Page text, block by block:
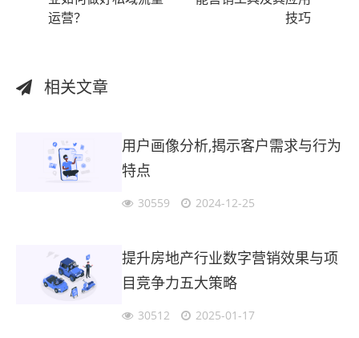
运营？
技巧
相关文章
用户画像分析,揭示客户需求与行为
特点
30559 2024-12-25
提升房地产行业数字营销效果与项
目竞争力五大策略
30512 2025-01-17